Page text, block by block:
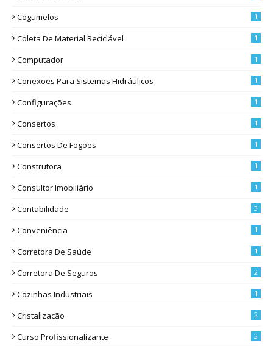
Cogumelos 1
Coleta De Material Reciclável 1
Computador 1
Conexões Para Sistemas Hidráulicos 1
Configurações 1
Consertos 1
Consertos De Fogões 1
Construtora 1
Consultor Imobiliário 1
Contabilidade 3
Conveniência 1
Corretora De Saúde 1
Corretora De Seguros 2
Cozinhas Industriais 1
Cristalização 2
Curso Profissionalizante 2